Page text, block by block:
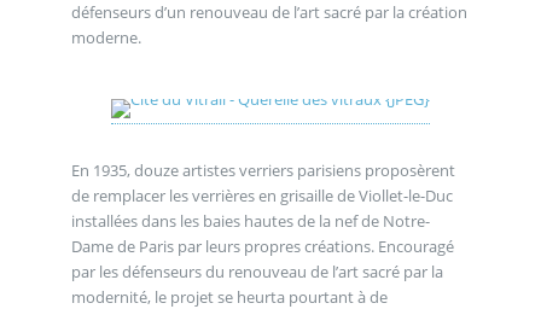
défenseurs d’un renouveau de l’art sacré par la création
moderne.
En 1935, douze artistes verriers parisiens proposèrent
de remplacer les verrières en grisaille de Viollet-le-Duc
installées dans les baies hautes de la nef de Notre-
Dame de Paris par leurs propres créations. Encouragé
par les défenseurs du renouveau de l’art sacré par la
modernité, le projet se heurta pourtant à de